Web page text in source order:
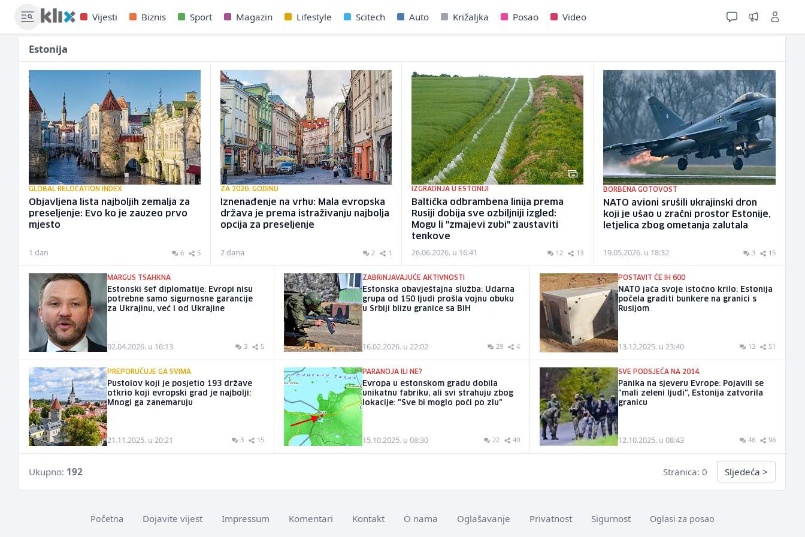
Vijesti Biznis Sport Magazin Lifestyle Scitech Auto Križaljka Posao Video
Estonija
GLOBAL RELOCATION INDEX
Objavljena lista najboljih zemalja za
preseljenje: Evo ko je zauzeo prvo
mjesto
1 dan 6 5
ZA 2026. GODINU
Iznenađenje na vrhu: Mala evropska
država je prema istraživanju najbolja
opcija za preseljenje
2 dana 2 1
IZGRADNJA U ESTONIJI
Baltička odbrambena linija prema
Rusiji dobija sve ozbiljniji izgled:
Mogu li "zmajevi zubi" zaustaviti
tenkove
26.06.2026. u 16:41 12 13
BORBENA GOTOVOST
NATO avioni srušili ukrajinski dron
koji je ušao u zračni prostor Estonije,
letjelica zbog ometanja zalutala
19.05.2026. u 18:32 3 15
MARGUS TSAHKNA
Estonski šef diplomatije: Evropi nisu
potrebne samo sigurnosne garancije
za Ukrajinu, već i od Ukrajine
02.04.2026. u 16:13 3 5
ZABRINJAVAJUĆE AKTIVNOSTI
Estonska obavještajna služba: Udarna
grupa od 150 ljudi prošla vojnu obuku
u Srbiji blizu granice sa BiH
16.02.2026. u 22:02 29 4
POSTAVIT ĆE IH 600
NATO jača svoje istočno krilo: Estonija
počela graditi bunkere na granici s
Rusijom
13.12.2025. u 23:40 13 51
PREPORUČUJE GA SVIMA
Pustolov koji je posjetio 193 države
otkrio koji evropski grad je najbolji:
Mnogi ga zanemaruju
21.11.2025. u 20:21 3 15
PARANOJA ILI NE?
Evropa u estonskom gradu dobila
unikatnu fabriku, ali svi strahuju zbog
lokacije: "Sve bi moglo poći po zlu"
15.10.2025. u 08:30 22 40
SVE PODSJEĆA NA 2014.
Panika na sjeveru Evrope: Pojavili se
"mali zeleni ljudi", Estonija zatvorila
granicu
12.10.2025. u 08:43 46 96
Ukupno: 192 Stranica: 0 Sljedeća >
Početna Dojavite vijest Impressum Komentari Kontakt O nama Oglašavanje Privatnost Sigurnost Oglasi za posao